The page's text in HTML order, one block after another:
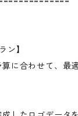
ン】
に合わせて、最